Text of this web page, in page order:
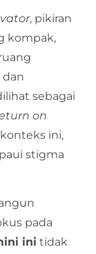
, pikiran
kompak,
dan
sebagai
on
ini,
stigma
pada
ini tidak